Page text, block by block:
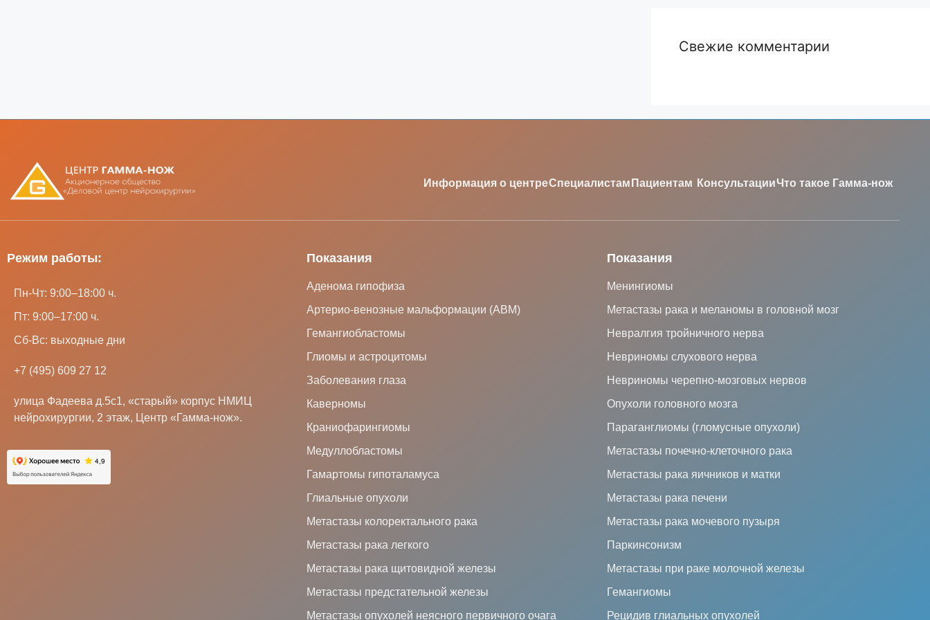
Свежие комментарии
Информация о центреСпециалистам Пациентам КонсультацииЧто такое Гамма-нож
Режим работы:
Пн-Чт: 9:00–18:00 ч.
Пт: 9:00–17:00 ч.
Сб-Вс: выходные дни
+7 (495) 609 27 12
улица Фадеева д.5с1, «старый» корпус НМИЦ
нейрохирургии, 2 этаж, Центр «Гамма-нож».
Показания
Аденома гипофиза
Артерио-венозные мальформации (АВМ)
Гемангиобластомы
Глиомы и астроцитомы
Заболевания глаза
Каверномы
Краниофарингиомы
Медуллобластомы
Гамартомы гипоталамуса
Глиальные опухоли
Метастазы колоректального рака
Метастазы рака легкого
Метастазы рака щитовидной железы
Метастазы предстательной железы
Метастазы опухолей неясного первичного очага
Показания
Менингиомы
Метастазы рака и меланомы в головной мозг
Невралгия тройничного нерва
Невриномы слухового нерва
Невриномы черепно-мозговых нервов
Опухоли головного мозга
Параганглиомы (гломусные опухоли)
Метастазы почечно-клеточного рака
Метастазы рака яичников и матки
Метастазы рака печени
Метастазы рака мочевого пузыря
Паркинсонизм
Метастазы при раке молочной железы
Гемангиомы
Рецидив глиальных опухолей